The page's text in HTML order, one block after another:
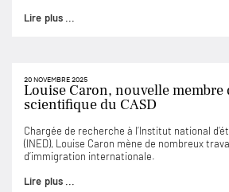
Lire plus ...
20 NOVEMBRE 2025
Louise Caron, nouvelle membre
scientifique du CASD
Chargée de recherche à l’Institut national
(INED), Louise Caron mène de nombreux
d’immigration internationale.
Lire plus ...